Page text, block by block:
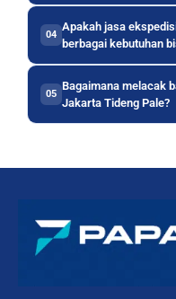
04
Apakah jasa
berbagai kebutuhan
05
Bagaimana melacak
Jakarta Tideng Pale?